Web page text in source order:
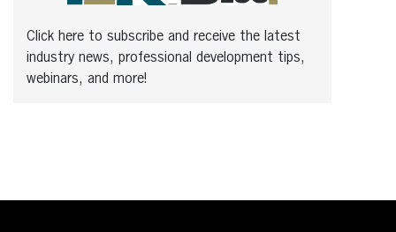
Click here to subscribe and receive the latest
industry news, professional development tips,
webinars, and more!